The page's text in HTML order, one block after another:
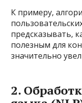
К примеру,
предсказывать,
полезным для
значительно
2.